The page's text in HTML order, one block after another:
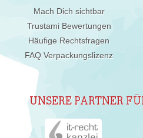
Mach Dich sichtbar
Trustami Bewertungen
Häufige Rechtsfragen
FAQ Verpackungslizenz
UNSERE PARTNER